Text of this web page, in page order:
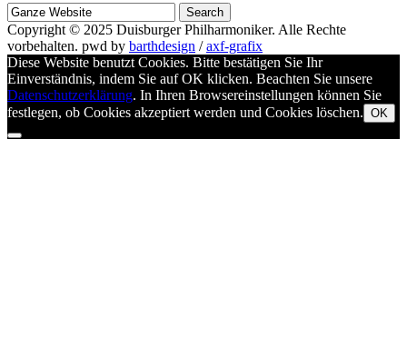
Suche
nach
Copyright © 2025 Duisburger Philharmoniker. Alle Rechte
vorbehalten. pwd by barthdesign /axf-grafix
Diese Website benutzt Cookies. Bitte bestätigen Sie Ihr
Einverständnis, indem Sie auf OK klicken. Beachten Sie unsere
Datenschutzerklärung. In Ihren Browsereinstellungen können Sie
festlegen, ob Cookies akzeptiert werden und Cookies löschen. OK